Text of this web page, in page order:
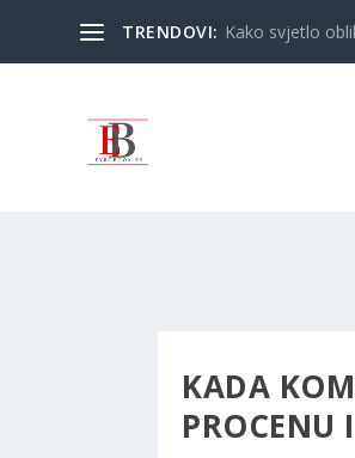
TRENDOVI: Kako svjetlo
KADA
PROCENU